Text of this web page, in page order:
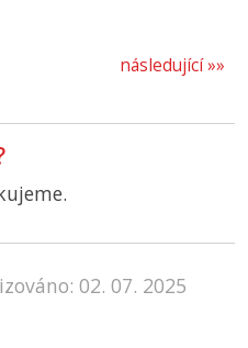
následující »»
02. 07. 2025